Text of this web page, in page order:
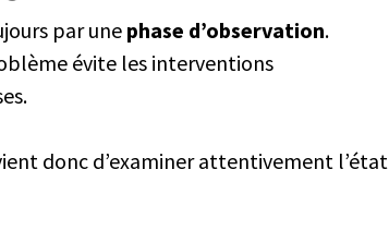
par une phase d’observation.
évite les interventions
donc d’examiner attentivement l’état